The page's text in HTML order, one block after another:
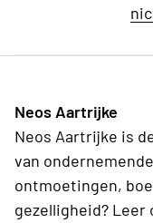
Neos Aartrijke
Neos Aartrijke is
van
ontmoetingen,
gezelligheid? Leer